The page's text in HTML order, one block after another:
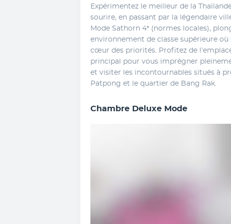
Expérimentez le meilleur de la
sourire, en passant par la légendaire
Mode Sathorn 4* (normes locales),
environnement de classe supérieure
cœur des priorités. Profitez de
principal pour vous imprégner
et visiter les incontournables situés à
Patpong et le quartier de Bang Rak.
Chambre Deluxe Mode